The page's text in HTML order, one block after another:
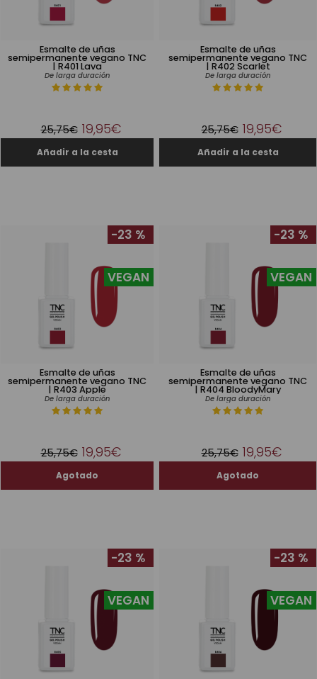
Esmalte de uñas
semipermanente vegano TNC
| R401 Lava
De larga duración
25,75€ 19,95€
Esmalte de uñas
semipermanente vegano TNC
| R402 Scarlet
De larga duración
25,75€ 19,95€
Esmalte de uñas
semipermanente vegano TNC
| R403 Apple
De larga duración
VEGAN
-23 %
25,75€ 19,95€
Esmalte de uñas
semipermanente vegano TNC
| R404 BloodyMary
De larga duración
VEGAN
-23 %
25,75€ 19,95€
VEGAN
-23 %
VEGAN
-23 %